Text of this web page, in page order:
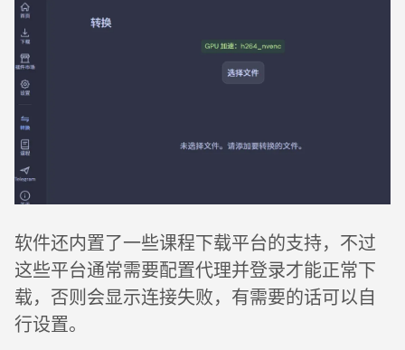
软件还内置了一些课程下载平台的支持，不过
这些平台通常需要配置代理并登录才能正常下
载，否则会显示连接失败，有需要的话可以自
行设置。